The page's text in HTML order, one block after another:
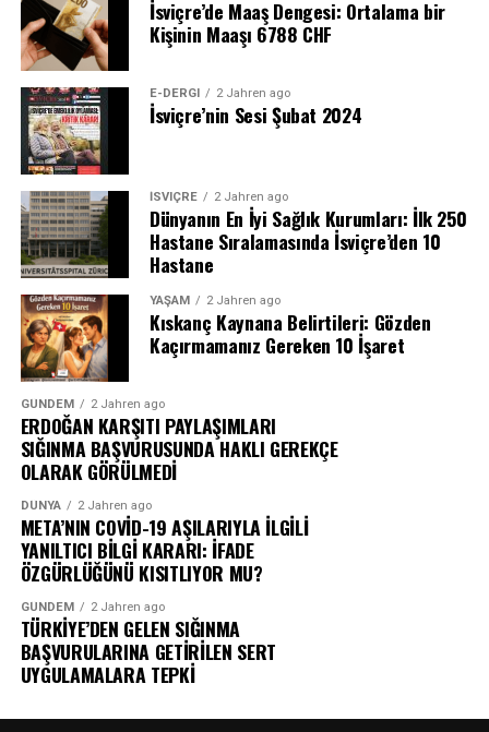
İsviçre’de Maaş Dengesi: Ortalama bir
Kişinin Maaşı 6788 CHF
E-DERGI 2 Jahren ago
İsviçre’nin Sesi Şubat 2024
İSVIÇRE 2 Jahren ago
Dünyanın En İyi Sağlık Kurumları: İlk 250
Hastane Sıralamasında İsviçre’den 10
Hastane
YAŞAM 2 Jahren ago
Kıskanç Kaynana Belirtileri: Gözden
Kaçırmamanız Gereken 10 İşaret
GÜNDEM 2 Jahren ago
ERDOĞAN KARŞITI PAYLAŞIMLARI
SIĞINMA BAŞVURUSUNDA HAKLI GEREKÇE
OLARAK GÖRÜLMEDİ
DÜNYA 2 Jahren ago
META’NIN COVİD-19 AŞILARIYLA İLGİLİ
YANILTICI BİLGİ KARARI: İFADE
ÖZGÜRLÜĞÜNÜ KISITLIYOR MU?
GÜNDEM 2 Jahren ago
TÜRKİYE’DEN GELEN SIĞINMA
BAŞVURULARINA GETİRİLEN SERT
UYGULAMALARA TEPKİ